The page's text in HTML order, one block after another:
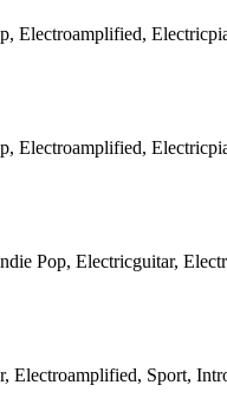
Electroamplified,
Electroamplified,
Pop, Electricguitar,
Electroamplified, Sport,